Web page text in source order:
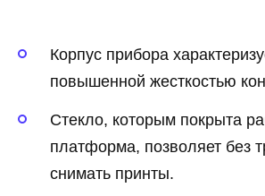
Корпус прибора
повышенной жесткостью
Стекло, которым покрыта
платформа, позволяет без
снимать принты.